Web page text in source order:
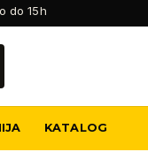
do 15h
KATALOG